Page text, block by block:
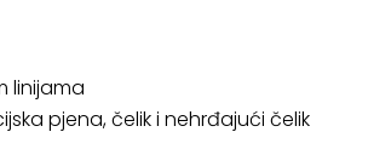
linijama
pjena, čelik i nehrđajući čelik